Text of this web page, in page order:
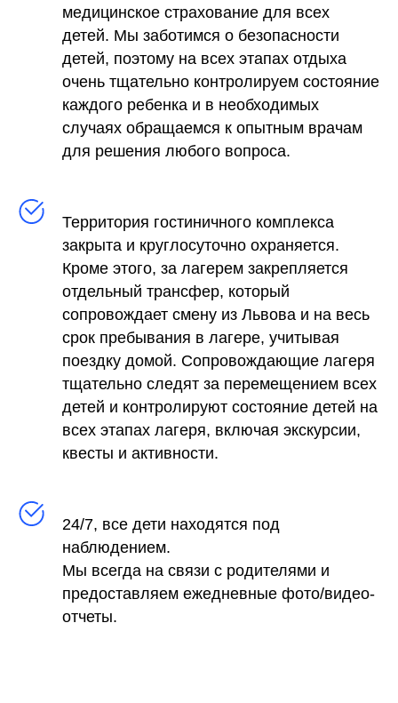
медицинское страхование для всех
детей. Мы заботимся о безопасности
детей, поэтому на всех этапах отдыха
очень тщательно контролируем состояние
каждого ребенка и в необходимых
случаях обращаемся к опытным врачам
для решения любого вопроса.
Территория гостиничного комплекса
закрыта и круглосуточно охраняется.
Кроме этого, за лагерем закрепляется
отдельный трансфер, который
сопровождает смену из Львова и на весь
срок пребывания в лагере, учитывая
поездку домой. Сопровождающие лагеря
тщательно следят за перемещением всех
детей и контролируют состояние детей на
всех этапах лагеря, включая экскурсии,
квесты и активности.
24/7, все дети находятся под
наблюдением.
Мы всегда на связи с родителями и
предоставляем ежедневные фото/видео-
отчеты.